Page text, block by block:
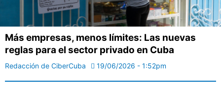
Más empresas, menos límites: Las nuevas
reglas para el sector privado en Cuba
Redacción de CiberCuba 19/06/2026 - 1:52pm